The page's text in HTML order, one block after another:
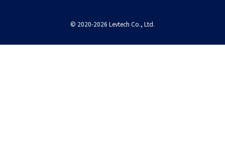
© 2020-2026 Levtech Co., Ltd.